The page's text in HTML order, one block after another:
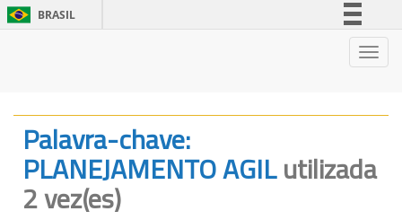
BRASIL
Canais
Palavra-chave:
PLANEJAMENTO AGILutilizada
2 vez(es)